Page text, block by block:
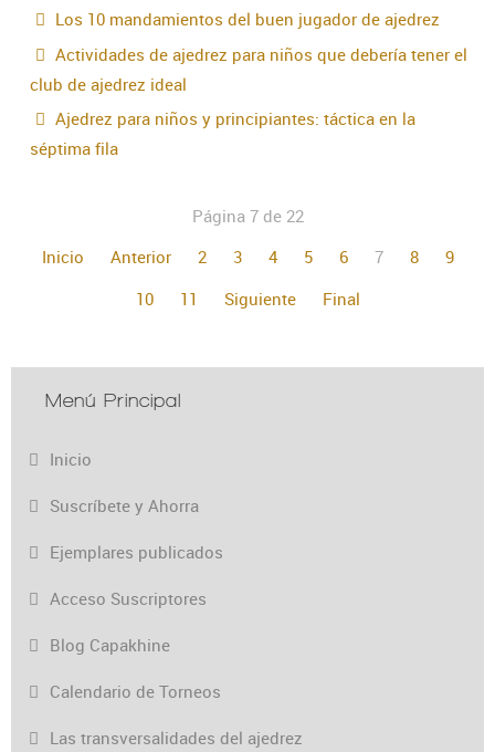
Los 10 mandamientos del buen jugador de ajedrez
Actividades de ajedrez para niños que debería tener el
club de ajedrez ideal
Ajedrez para niños y principiantes: táctica en la
séptima fila
Página 7 de 22
Inicio
Anterior 2 3 4 5 6 7 8
9
10
11 Siguiente Final
Menú Principal
Inicio
Suscríbete y Ahorra
Ejemplares publicados
Acceso Suscriptores
Blog Capakhine
Calendario de Torneos
Las transversalidades del ajedrez